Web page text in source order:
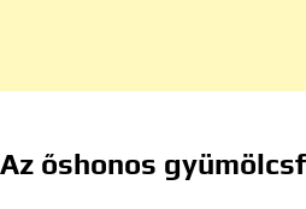
Az őshonos